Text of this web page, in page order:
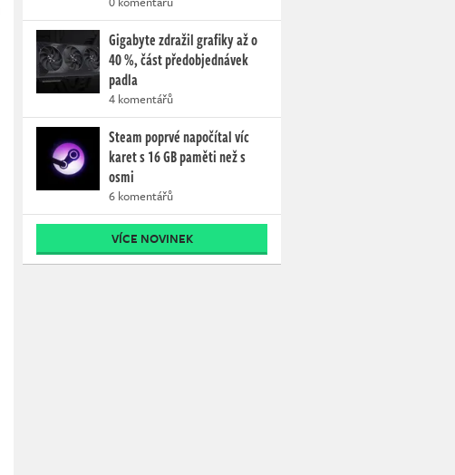
Gigabyte zdražil grafiky až o
40 %, část předobjednávek
padla
4 komentářů
Steam poprvé napočítal víc
karet s 16 GB paměti než s
osmi
6 komentářů
VÍCE NOVINEK